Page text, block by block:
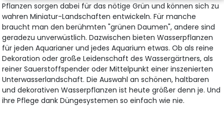
Pflanzen sorgen dabei für das nötige Grün und können sich zu
wahren Miniatur-Landschaften entwickeln. Für manche
braucht man den berühmten "grünen Daumen", andere sind
geradezu unverwüstlich. Dazwischen bieten Wasserpflanzen
für jeden Aquarianer und jedes Aquarium etwas. Ob als reine
Dekoration oder große Leidenschaft des Wassergärtners, als
reiner Sauerstoffspender oder Mittelpunkt einer inszenierten
Unterwasserlandschaft. Die Auswahl an schönen, haltbaren
und dekorativen Wasserpflanzen ist heute größer denn je. Und
ihre Pflege dank Düngesystemen so einfach wie nie.